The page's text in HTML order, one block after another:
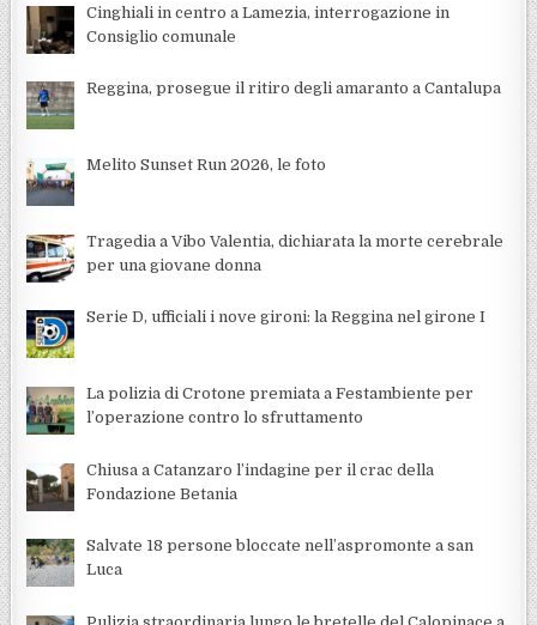
Cinghiali in centro a Lamezia, interrogazione in
Consiglio comunale
Reggina, prosegue il ritiro degli amaranto a Cantalupa
Melito Sunset Run 2026, le foto
Tragedia a Vibo Valentia, dichiarata la morte cerebrale
per una giovane donna
Serie D, ufficiali i nove gironi: la Reggina nel girone I
La polizia di Crotone premiata a Festambiente per
l’operazione contro lo sfruttamento
Chiusa a Catanzaro l’indagine per il crac della
Fondazione Betania
Salvate 18 persone bloccate nell’aspromonte a san
Luca